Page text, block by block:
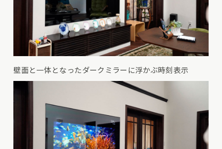
壁面と一体となったダークミラーに浮かぶ時刻表示